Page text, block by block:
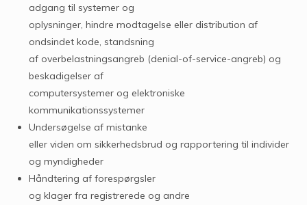
adgang til systemer og
oplysninger, hindre modtagelse eller distribution af
ondsindet kode, standsning
af overbelastningsangreb (denial-of-service-angreb) og
beskadigelser af
computersystemer og elektroniske
kommunikationssystemer
Undersøgelse af mistanke
eller viden om sikkerhedsbrud og rapportering til individer
og myndigheder
Håndtering af forespørgsler
og klager fra registrerede og andre